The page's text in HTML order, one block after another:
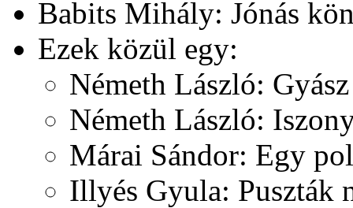
Babits Mihály: Jónás
Ezek közül egy:
Németh László: Gyász
Németh László:
Márai Sándor: Egy
Illyés Gyula: Puszták